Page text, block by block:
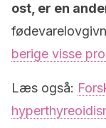
ost, er en
berige visse
Læs også: